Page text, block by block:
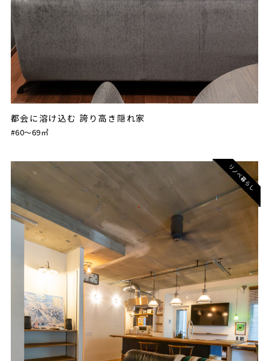
都会に溶け込む 誇り高き隠れ家
#60〜69㎡
リノベ暮らし